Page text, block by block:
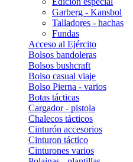
Garberg - Kansbol
Talladores - hachas
Fundas
Acceso al Ejército
Bolsos bandoleras
Bolsos bushcraft
Bolso casual viaje
Bolso Pierna - varios
Botas tácticas
Cargador - pistola
Chalecos tácticos
Cinturón accesorios
Cinturon táctico
Cinturones varios